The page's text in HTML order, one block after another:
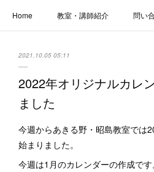
Home 教室・講師紹介 問い
2021.10.05 05:11
2022年オリジナルカレ
ました
今週からあきる野・昭島教室では
始まりました。
今週は1月のカレンダーの作成で